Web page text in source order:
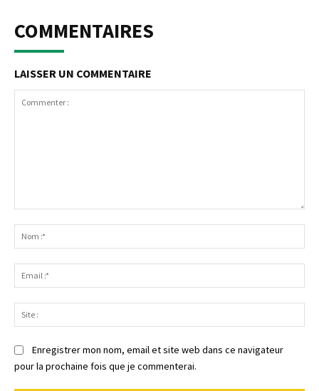
COMMENTAIRES
LAISSER UN COMMENTAIRE
:*
:*
:
Enregistrer mon nom, email et site web dans ce navigateur
pour la prochaine fois que je commenterai.